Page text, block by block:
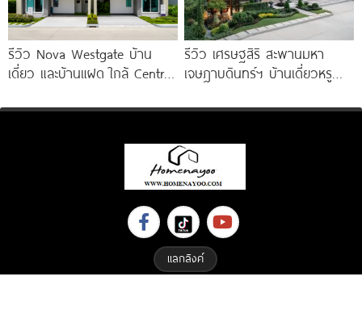
รีวิว Nova Westgate บ้าน
เดี่ยว และบ้านแฝด ใกล้ Central
รีวิว เศรษฐสิริ สะพานมหา
เจษฎาบดินทร์ฯ บ้านเดี่ยวหรู
รถไฟฟ้า และทางด่วน เริ่ม 15.9
แลกลิงค์